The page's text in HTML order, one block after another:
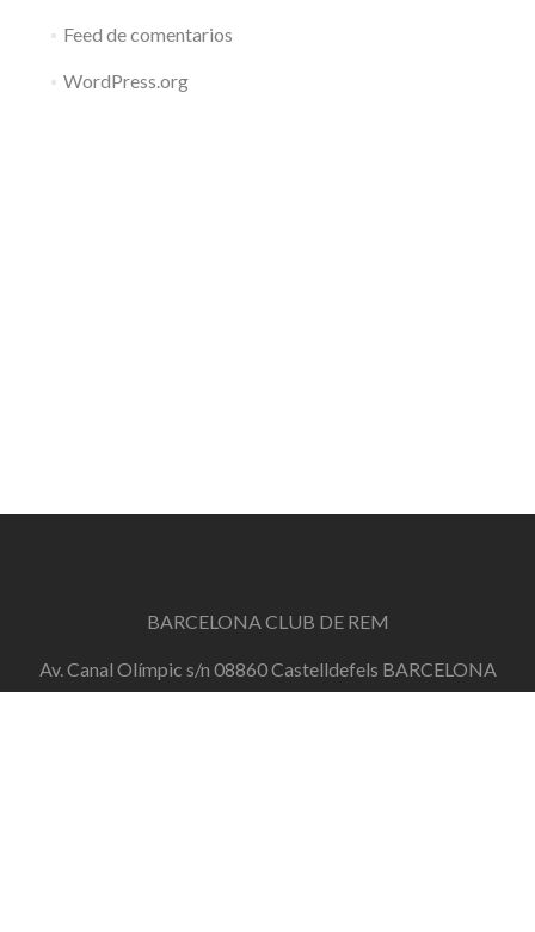
Feed de comentarios
WordPress.org
BARCELONA CLUB DE REM
Av. Canal Olímpic s/n 08860 Castelldefels BARCELONA